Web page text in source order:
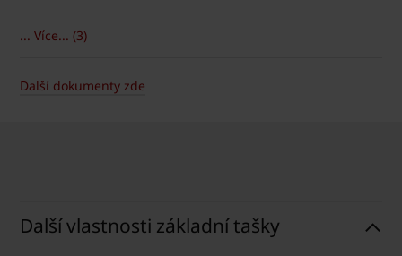
... Více... (3)
Další dokumenty zde
Další vlastnosti základní tašky